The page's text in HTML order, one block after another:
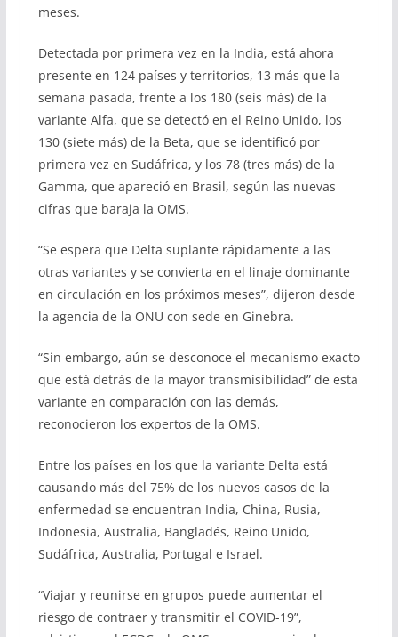
meses.
Detectada por primera vez en la India, está ahora
presente en 124 países y territorios, 13 más que la
semana pasada, frente a los 180 (seis más) de la
variante Alfa, que se detectó en el Reino Unido, los
130 (siete más) de la Beta, que se identificó por
primera vez en Sudáfrica, y los 78 (tres más) de la
Gamma, que apareció en Brasil, según las nuevas
cifras que baraja la OMS.
“Se espera que Delta suplante rápidamente a las
otras variantes y se convierta en el linaje dominante
en circulación en los próximos meses”, dijeron desde
la agencia de la ONU con sede en Ginebra.
“Sin embargo, aún se desconoce el mecanismo exacto
que está detrás de la mayor transmisibilidad” de esta
variante en comparación con las demás,
reconocieron los expertos de la OMS.
Entre los países en los que la variante Delta está
causando más del 75% de los nuevos casos de la
enfermedad se encuentran India, China, Rusia,
Indonesia, Australia, Bangladés, Reino Unido,
Sudáfrica, Australia, Portugal e Israel.
“Viajar y reunirse en grupos puede aumentar el
riesgo de contraer y transmitir el COVID-19”,